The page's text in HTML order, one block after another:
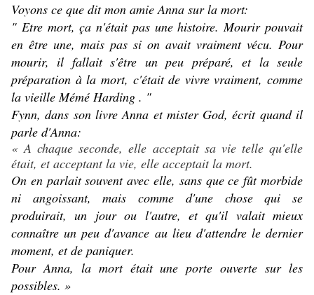
Voyons ce que dit mon amie Anna sur la mort:
" Etre mort, ça n'était pas une histoire. Mourir pouvait
en être une, mais pas si on avait vraiment vécu. Pour
mourir, il fallait s'être un peu préparé, et la seule
préparation à la mort, c'était de vivre vraiment, comme
la vieille Mémé Harding . "
Fynn, dans son livre Anna et mister God, écrit quand il
parle d'Anna:
« A chaque seconde, elle acceptait sa vie telle qu'elle
était, et acceptant la vie, elle acceptait la mort.
On en parlait souvent avec elle, sans que ce fût morbide
ni angoissant, mais comme d'une chose qui se
produirait, un jour ou l'autre, et qu'il valait mieux
connaître un peu d'avance au lieu d'attendre le dernier
moment, et de paniquer.
Pour Anna, la mort était une porte ouverte sur les
possibles. »